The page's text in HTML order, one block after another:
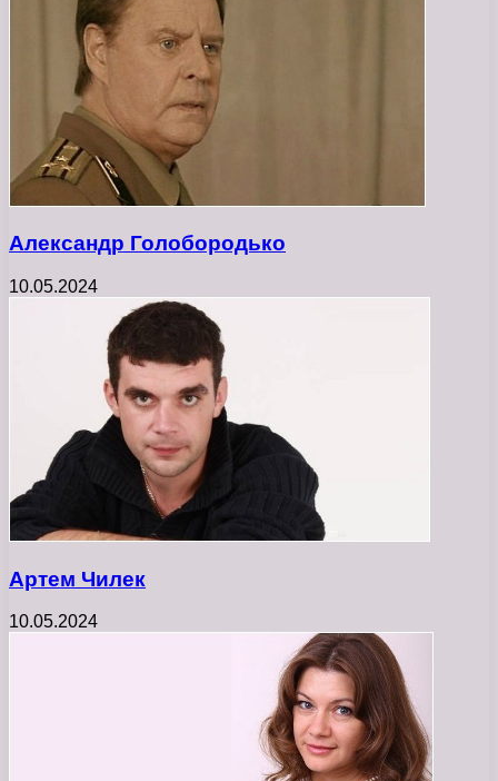
Александр Голобородько
10.05.2024
Артем Чилек
10.05.2024